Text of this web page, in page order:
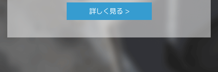
詳しく見る >